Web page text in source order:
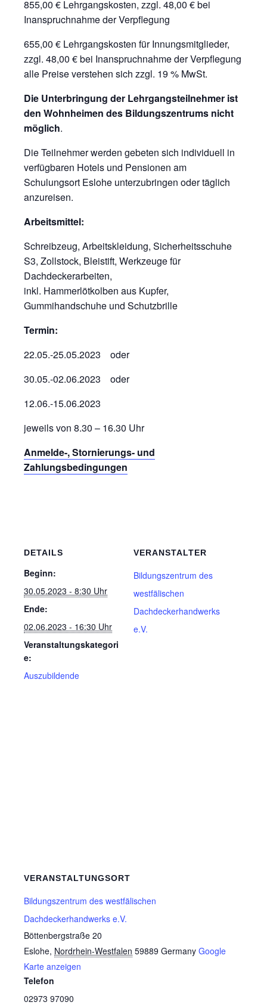
855,00 € Lehrgangskosten, zzgl. 48,00 € bei
Inanspruchnahme der Verpflegung
655,00 € Lehrgangskosten für Innungsmitglieder,
zzgl. 48,00 € bei Inanspruchnahme der Verpflegung
alle Preise verstehen sich zzgl. 19 % MwSt.
Die Unterbringung der Lehrgangsteilnehmer ist
den Wohnheimen des Bildungszentrums nicht
möglich.
Die Teilnehmer werden gebeten sich individuell in
verfügbaren Hotels und Pensionen am
Schulungsort Eslohe unterzubringen oder täglich
anzureisen.
Arbeitsmittel:
Schreibzeug, Arbeitskleidung, Sicherheitsschuhe
S3, Zollstock, Bleistift, Werkzeuge für
Dachdeckerarbeiten,
inkl. Hammerlötkolben aus Kupfer,
Gummihandschuhe und Schutzbrille
Termin:
22.05.-25.05.2023 oder
30.05.-02.06.2023 oder
12.06.-15.06.2023
jeweils von 8.30 – 16.30 Uhr
Anmelde-, Stornierungs- und
Zahlungsbedingungen
DETAILS
Beginn:
30.05.2023 - 8:30 Uhr
Ende:
02.06.2023 - 16:30 Uhr
Veranstaltungskategori
e:
Auszubildende
VERANSTALTER
Bildungszentrum des
westfälischen
Dachdeckerhandwerks
e.V.
VERANSTALTUNGSORT
Bildungszentrum des westfälischen
Dachdeckerhandwerks e.V.
Böttenbergstraße 20
Eslohe, Nordrhein-Westfalen 59889 Germany Google
Karte anzeigen
Telefon
02973 97090